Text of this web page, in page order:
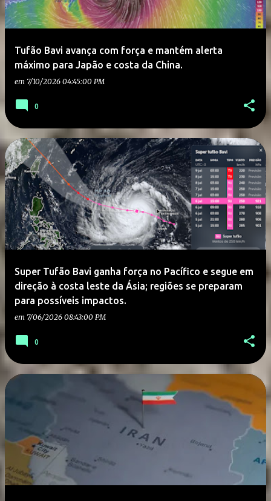
Tufão Bavi avança com força e mantém alerta
máximo para Japão e costa da China.
em 7/10/2026 04:45:00 PM
0
Super Tufão Bavi ganha força no Pacífico e segue em
direção à costa leste da Ásia; regiões se preparam
para possíveis impactos.
em 7/06/2026 08:43:00 PM
0